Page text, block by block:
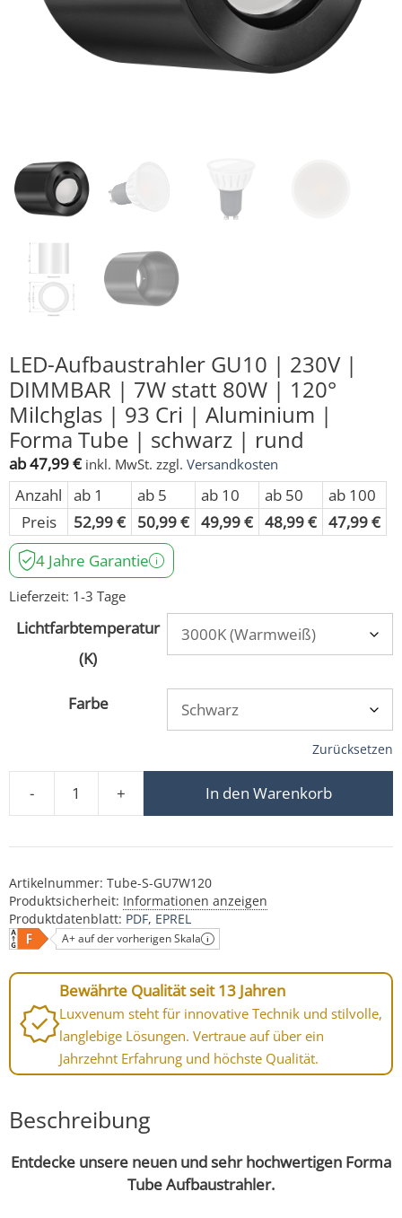
LED-Aufbaustrahler GU10 | 230V |
DIMMBAR | 7W statt 80W | 120°
Milchglas | 93 Cri | Aluminium |
Forma Tube | schwarz | rund
ab47,99€ inkl. MwSt. zzgl. Versandkosten
Anzahl ab 1 ab 5 ab 10 ab 50
ab 100
Preis
52,99€ 50,99€ 49,99€ 48,99€ 47,99€
4 Jahre Garantie
Lieferzeit: 1-3 Tage
Lichtfarbtemperatur
(K)
Farbe
Zurücksetzen
-
LED-Aufbaustrahler GU10 | 230V | DIMMBAR | 7W
+ In den Warenkorb
Artikelnummer: Tube-S-GU7W120
Produktsicherheit: Informationen anzeigen
Produktdatenblatt: PDF EPREL
A+ auf der vorherigen Skala
Bewährte Qualität seit 13 Jahren
Luxvenum steht für innovative Technik und stilvolle,
langlebige Lösungen. Vertraue auf über ein
Jahrzehnt Erfahrung und höchste Qualität.
Beschreibung
Entdecke unsere neuen und sehr hochwertigen Forma
Tube Aufbaustrahler.